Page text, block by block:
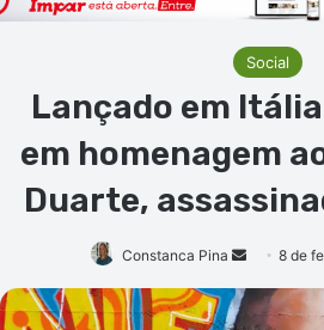
Social
Lançado em
em homenagem
Duarte,
Constanca Pina
Mande8 de